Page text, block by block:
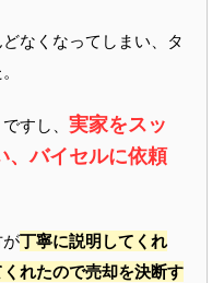
なくなってしまい、タ
すし、 実家をスッ
、バイセルに依頼
丁寧に説明してくれ
れたので売却を決断す